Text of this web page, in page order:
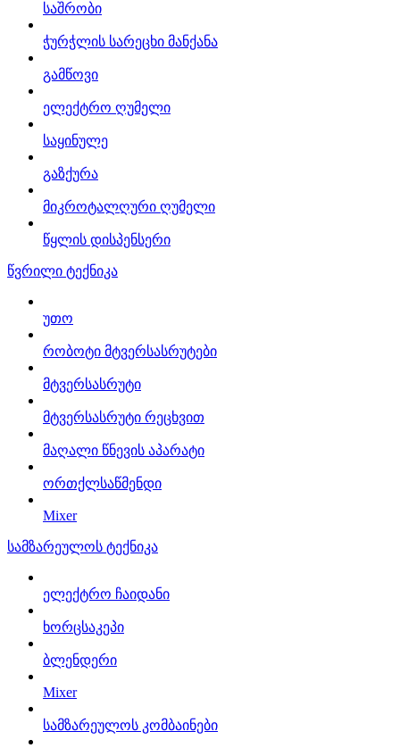
საშრობი
ჭურჭლის სარეცხი მანქანა
გამწოვი
ელექტრო ღუმელი
საყინულე
გაზქურა
მიკროტალღური ღუმელი
წყლის დისპენსერი
წვრილი ტექნიკა
უთო
რობოტი მტვერსასრუტები
მტვერსასრუტი
მტვერსასრუტი რეცხვით
მაღალი წნევის აპარატი
ორთქლსაწმენდი
Mixer
სამზარეულოს ტექნიკა
ელექტრო ჩაიდანი
ხორცსაკეპი
ბლენდერი
Mixer
სამზარეულოს კომბაინები